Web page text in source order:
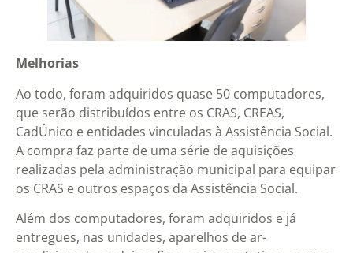
Melhorias
Ao todo, foram adquiridos quase 50 computadores,
que serão distribuídos entre os CRAS, CREAS,
CadÚnico e entidades vinculadas à Assistência Social.
A compra faz parte de uma série de aquisições
realizadas pela administração municipal para equipar
os CRAS e outros espaços da Assistência Social.
Além dos computadores, foram adquiridos e já
entregues, nas unidades, aparelhos de ar-